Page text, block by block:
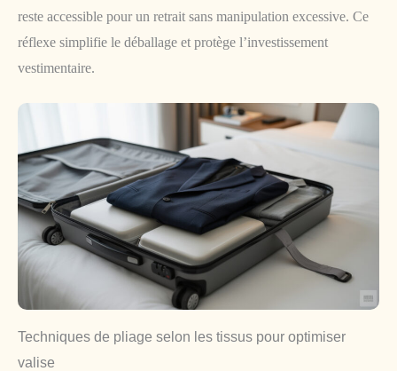
reste accessible pour un retrait sans manipulation excessive. Ce
réflexe simplifie le déballage et protège l’investissement
vestimentaire.
Techniques de pliage selon les tissus pour optimiser
valise